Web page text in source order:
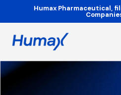
Humax Pharmaceutical,